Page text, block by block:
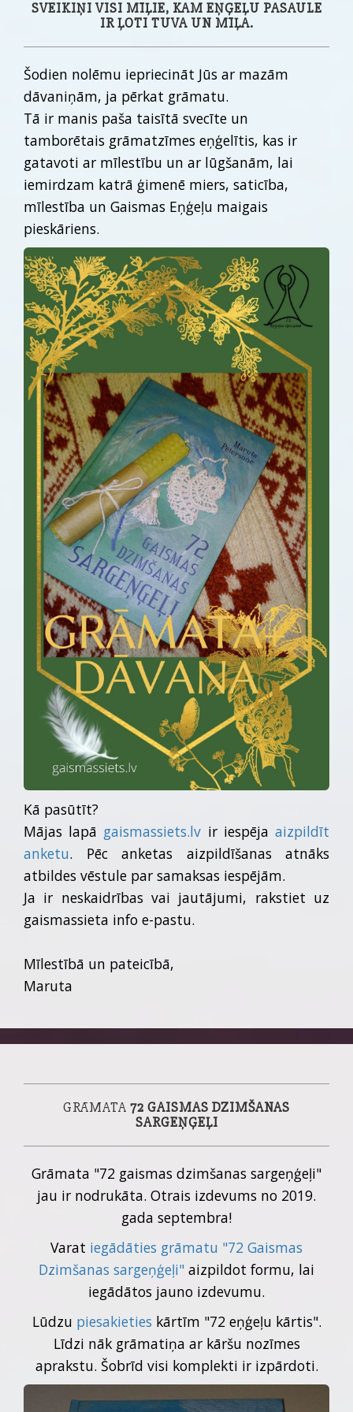
SVEIKIŅI VISI MĪĻIE, KAM EŅĢEĻU PASAULE
IR ĻOTI TUVA UN MĪĻA.
Šodien nolēmu iepriecināt Jūs ar mazām
dāvaniņām, ja pērkat grāmatu.
Tā ir manis paša taisītā svecīte un
tamborētais grāmatzīmes eņģelītis, kas ir
gatavoti ar mīlestību un ar lūgšanām, lai
iemirdzam katrā ģimenē miers, saticība,
mīlestība un Gaismas Eņģeļu maigais
pieskāriens.
Kā pasūtīt?
Mājas lapā gaismassiets.lv ir iespējaaizpildīt
anketu. Pēc anketas aizpildīšanas atnāks
atbildes vēstule par samaksas iespējām.
Ja ir neskaidrības vai jautājumi, rakstiet uz
gaismassieta info e-pastu.
Mīlestībā un pateicībā,
Maruta
GRĀMATA 72 GAISMAS DZIMŠANAS
SARGEŅĢEĻI
Grāmata "72 gaismas dzimšanas sargeņģeļi"
jau ir nodrukāta. Otrais izdevums no 2019.
gada septembra!
Varat iegādāties grāmatu "72 Gaismas
Dzimšanas sargeņģeļi" aizpildot formu, lai
iegādātos jauno izdevumu.
Lūdzu piesakieties kārtīm "72 eņģeļu kārtis".
Līdzi nāk grāmatiņa ar kāršu nozīmes
aprakstu. Šobrīd visi komplekti ir izpārdoti.